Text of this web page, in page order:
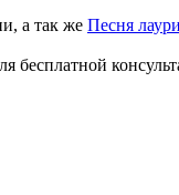
а так же Песня
бесплатной